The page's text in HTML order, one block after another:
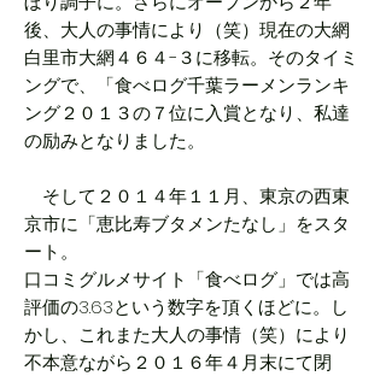
後、大人の事情により（笑）現在の大網
白里市大網４６４−３に移転。そのタイミ
ングで、「食べログ千葉ラーメンランキ
ング２０１３の７位に入賞となり、私達
の励みとなりました。
そして２０１４年１１月、東京の西東
京市に「恵比寿ブタメンたなし」をスタ
ート。
口コミグルメサイト「食べログ」では高
評価の3.63という数字を頂くほどに。し
かし、これまた大人の事情（笑）により
不本意ながら２０１６年４月末にて閉